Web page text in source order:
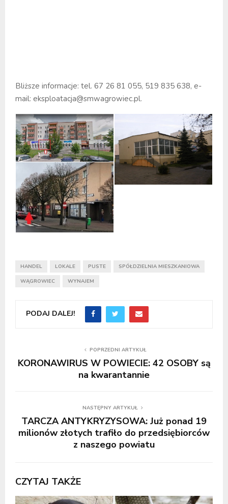
Bliższe informacje: tel. 67 26 81 055, 519 835 638, e-
mail: eksploatacja@smwagrowiec.pl.
HANDEL LOKALE PUSTE SPÓŁDZIELNIA MIESZKANIOWA
WĄGROWIEC WYNAJEM
PODAJ DALEJ!
POPRZEDNI ARTYKUŁ
KORONAWIRUS W POWIECIE: 42 OSOBY są
na kwarantannie
NASTĘPNY ARTYKUŁ
TARCZA ANTYKRYZYSOWA: Już ponad 19
milionów złotych trafiło do przedsiębiorców
z naszego powiatu
CZYTAJ TAKŻE